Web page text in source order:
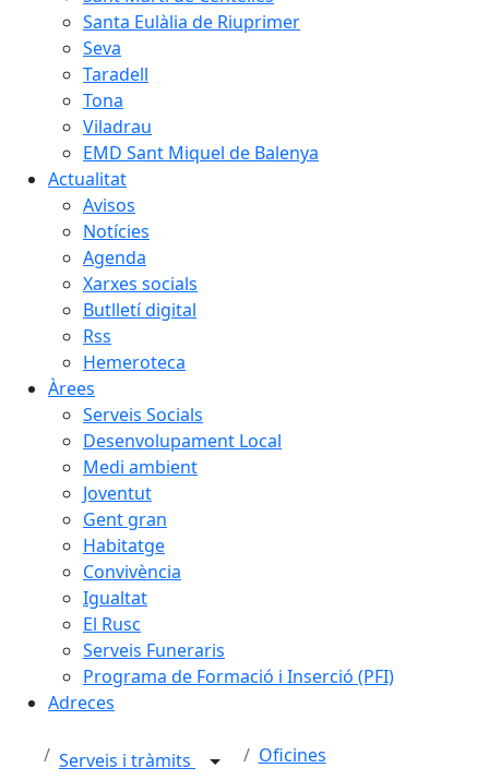
Santa Eulàlia de Riuprimer
Seva
Taradell
Tona
Viladrau
EMD Sant Miquel de Balenya
Actualitat
Avisos
Notícies
Agenda
Xarxes socials
Butlletí digital
Rss
Hemeroteca
Àrees
Serveis Socials
Desenvolupament Local
Medi ambient
Joventut
Gent gran
Habitatge
Convivència
Igualtat
El Rusc
Serveis Funeraris
Programa de Formació i Inserció (PFI)
Adreces
Serveis i tràmits Oficines